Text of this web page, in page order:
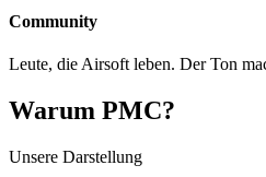
Community
Leute, die Airsoft leben. Der Ton
Warum PMC?
Unsere Darstellung